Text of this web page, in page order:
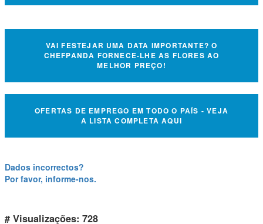
VAI FESTEJAR UMA DATA IMPORTANTE? O
CHEFPANDA FORNECE-LHE AS FLORES AO
MELHOR PREÇO!
OFERTAS DE EMPREGO EM TODO O PAÍS - VEJA
A LISTA COMPLETA AQUI
Dados incorrectos?
Por favor, informe-nos.
# Visualizações: 728